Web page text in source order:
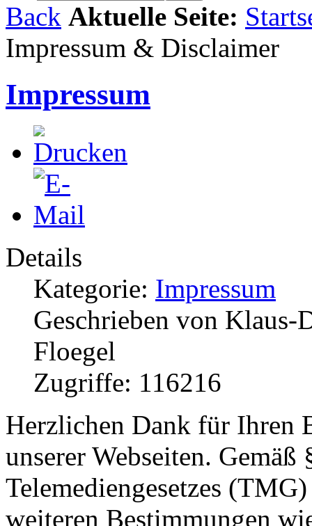
Back Aktuelle Seite:
Impressum & Disclaimer
Impressum
Details
Kategorie: Impressum
Geschrieben von Klaus-
Floegel
Zugriffe: 116216
Herzlichen Dank für Ihren
unserer Webseiten. Gemäß
Telemediengesetzes
weiteren Bestimmungen